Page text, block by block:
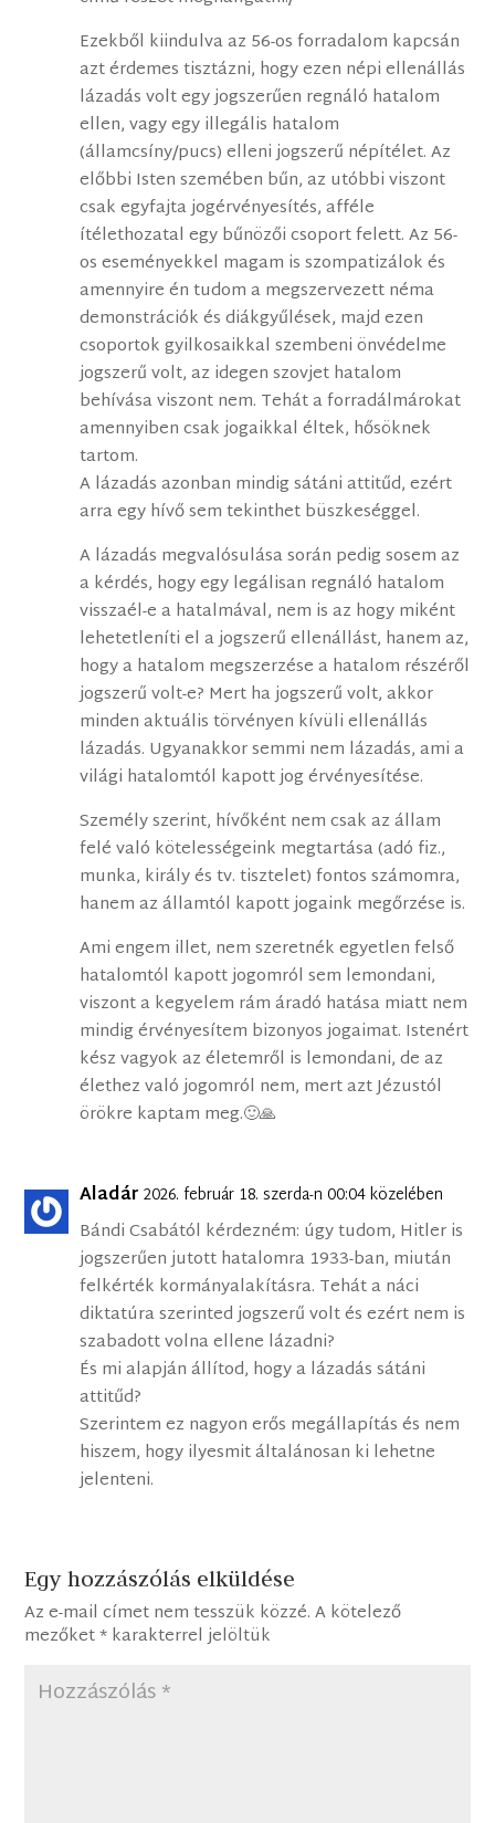
Ezekből kiindulva az 56-os forradalom kapcsán
azt érdemes tisztázni, hogy ezen népi ellenállás
lázadás volt egy jogszerűen regnáló hatalom
ellen, vagy egy illegális hatalom
(államcsíny/pucs) elleni jogszerű népítélet. Az
előbbi Isten szemében bűn, az utóbbi viszont
csak egyfajta jogérvényesítés, afféle
ítélethozatal egy bűnözői csoport felett. Az 56-
os eseményekkel magam is szompatizálok és
amennyire én tudom a megszervezett néma
demonstrációk és diákgyűlések, majd ezen
csoportok gyilkosaikkal szembeni önvédelme
jogszerű volt, az idegen szovjet hatalom
behívása viszont nem. Tehát a forradálmárokat
amennyiben csak jogaikkal éltek, hősöknek
tartom.
A lázadás azonban mindig sátáni attitűd, ezért
arra egy hívő sem tekinthet büszkeséggel.
A lázadás megvalósulása során pedig sosem az
a kérdés, hogy egy legálisan regnáló hatalom
visszaél-e a hatalmával, nem is az hogy miként
lehetetleníti el a jogszerű ellenállást, hanem az,
hogy a hatalom megszerzése a hatalom részéről
jogszerű volt-e? Mert ha jogszerű volt, akkor
minden aktuális törvényen kívüli ellenállás
lázadás. Ugyanakkor semmi nem lázadás, ami a
világi hatalomtól kapott jog érvényesítése.
Személy szerint, hívőként nem csak az állam
felé való kötelességeink megtartása (adó fiz.,
munka, király és tv. tisztelet) fontos számomra,
hanem az államtól kapott jogaink megőrzése is.
Ami engem illet, nem szeretnék egyetlen felső
hatalomtól kapott jogomról sem lemondani,
viszont a kegyelem rám áradó hatása miatt nem
mindig érvényesítem bizonyos jogaimat. Istenért
kész vagyok az életemről is lemondani, de az
élethez való jogomról nem, mert azt Jézustól
örökre kaptam meg.🙂🙏
Aladár 2026. február 18. szerda-n 00:04 közelében
Bándi Csabától kérdezném: úgy tudom, Hitler is
jogszerűen jutott hatalomra 1933-ban, miután
felkérték kormányalakításra. Tehát a náci
diktatúra szerinted jogszerű volt és ezért nem is
szabadott volna ellene lázadni?
És mi alapján állítod, hogy a lázadás sátáni
attitűd?
Szerintem ez nagyon erős megállapítás és nem
hiszem, hogy ilyesmit általánosan ki lehetne
jelenteni.
Egy hozzászólás elküldése
Az e-mail címet nem tesszük közzé. A kötelező
mezőket*karakterrel jelöltük